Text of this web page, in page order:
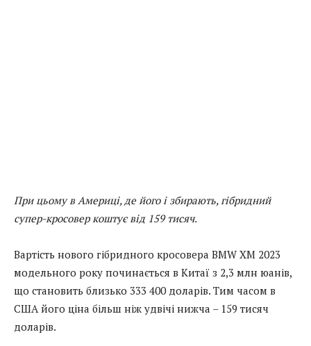
При цьому в Америці, де його і збирають, гібридний
супер-кросовер коштує від 159 тисяч.
Вартість нового гібридного кросовера BMW XM 2023
модельного року починається в Китаї з 2,3 млн юанів,
що становить близько 333 400 доларів. Тим часом в
США його ціна більш ніж удвічі нижча – 159 тисяч
доларів.